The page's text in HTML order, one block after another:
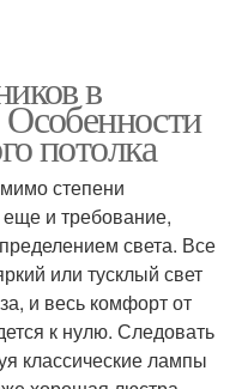
в
потолка
степени
и требование,
света. Все
или тусклый свет
и весь комфорт от
к нулю. Следовать
классические лампы